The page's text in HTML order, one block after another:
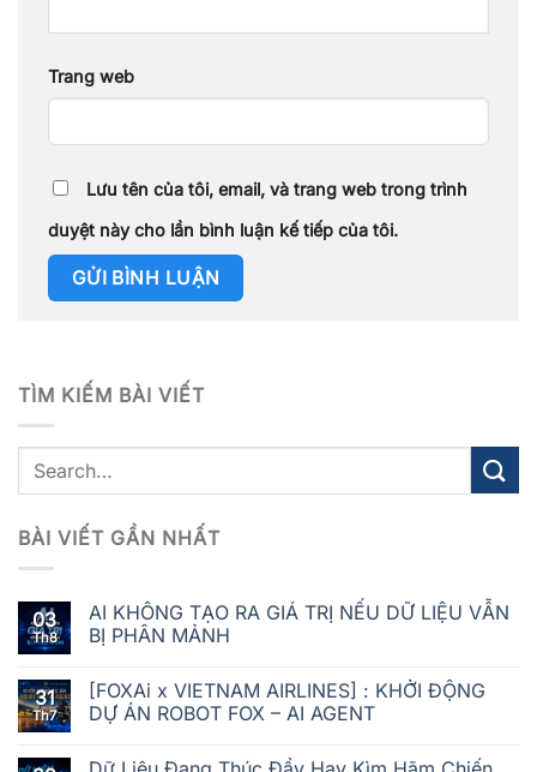
Trang web
Lưu tên của tôi, email, và trang web trong trình
duyệt này cho lần bình luận kế tiếp của tôi.
TÌM KIẾM BÀI VIẾT
BÀI VIẾT GẦN NHẤT
03
Th8
AI KHÔNG TẠO RA GIÁ TRỊ NẾU DỮ LIỆU VẪN
BỊ PHÂN MẢNH
31
Th7
[FOXAi x VIETNAM AIRLINES] : KHỞI ĐỘNG
DỰ ÁN ROBOT FOX – AI AGENT